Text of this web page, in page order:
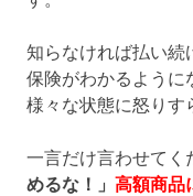
知らなければ払い続
保険がわかるように
様々な状態に怒りす
一言だけ言わせてく
めるな！」 高額商品